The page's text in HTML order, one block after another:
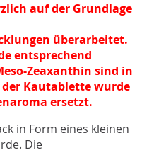
auf der Grundlage
überarbeitet.
entsprechend
Zeaxanthin sind in
Kautablette wurde
ersetzt.
in Form eines kleinen
Die